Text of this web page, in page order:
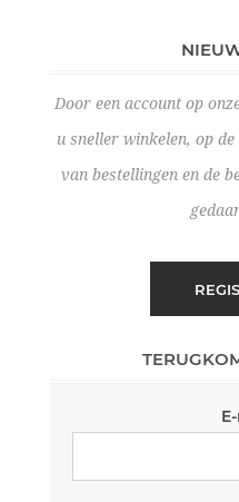
Door een account op
u sneller winkelen, op
van bestellingen en de